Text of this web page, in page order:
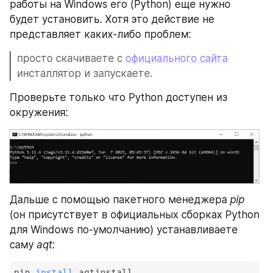
работы на Windows его (Python) еще нужно
будет установить. Хотя это действие не
представляет каких-либо проблем:
просто скачиваете с официального сайта
инсталлятор и запускаете.
Проверьте только что Python доступен из
окружения:
Дальше с помощью пакетного менеджера pip
(он присутствует в официальных сборках Python
для Windows по-умолчанию) устанавливаете
саму aqt: